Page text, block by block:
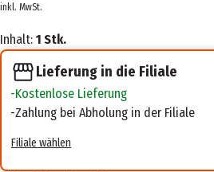
inkl. MwSt.
Inhalt: 1 Stk.
Lieferung in die Filiale
Kostenlose Lieferung
Zahlung bei Abholung in der Filiale
Filiale wählen